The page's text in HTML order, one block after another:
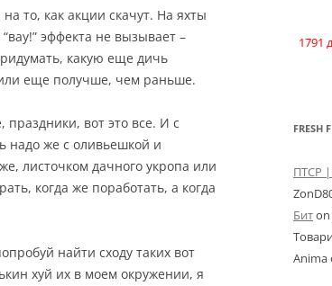
то, как акции скачут. На яхты
эффекта не вызывает –
какую еще дичь
еще получше, чем раньше.
вот это все. И с
надо же с оливьешкой и
листочком дачного укропа или
когда же поработать, а когда
найти сходу таких вот
хуй их в моем окружении, я
1791
FRESH
ПТСР |
Битon
Anima